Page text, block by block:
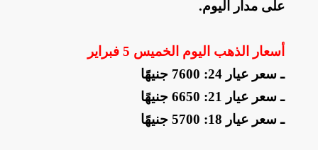
على مدار اليوم.
أسعار الذهب اليوم الخميس 5 فبراير
ـ سعر عيار 24: 7600 جنيهًا
ـ سعر عيار 21: 6650 جنيهًا
ـ سعر عيار 18: 5700 جنيهًا